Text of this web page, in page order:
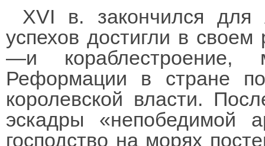
XVI в. закончился для
успехов достигли в
—и кораблестроение,
Реформации в стране
королевской власти.
эскадры «непобедимой
господство на морях